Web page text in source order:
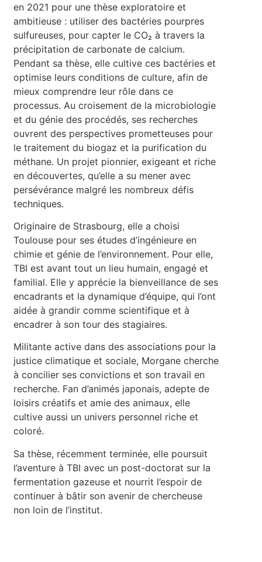
en 2021 pour une thèse exploratoire et
ambitieuse : utiliser des bactéries pourpres
sulfureuses, pour capter le CO₂ à travers la
précipitation de carbonate de calcium.
Pendant sa thèse, elle cultive ces bactéries et
optimise leurs conditions de culture, afin de
mieux comprendre leur rôle dans ce
processus. Au croisement de la microbiologie
et du génie des procédés, ses recherches
ouvrent des perspectives prometteuses pour
le traitement du biogaz et la purification du
méthane. Un projet pionnier, exigeant et riche
en découvertes, qu’elle a su mener avec
persévérance malgré les nombreux défis
techniques.
Originaire de Strasbourg, elle a choisi
Toulouse pour ses études d’ingénieure en
chimie et génie de l’environnement. Pour elle,
TBI est avant tout un lieu humain, engagé et
familial. Elle y apprécie la bienveillance de ses
encadrants et la dynamique d’équipe, qui l’ont
aidée à grandir comme scientifique et à
encadrer à son tour des stagiaires.
Militante active dans des associations pour la
justice climatique et sociale, Morgane cherche
à concilier ses convictions et son travail en
recherche. Fan d’animés japonais, adepte de
loisirs créatifs et amie des animaux, elle
cultive aussi un univers personnel riche et
coloré.
Sa thèse, récemment terminée, elle poursuit
l’aventure à TBI avec un post-doctorat sur la
fermentation gazeuse et nourrit l’espoir de
continuer à bâtir son avenir de chercheuse
non loin de l’institut.